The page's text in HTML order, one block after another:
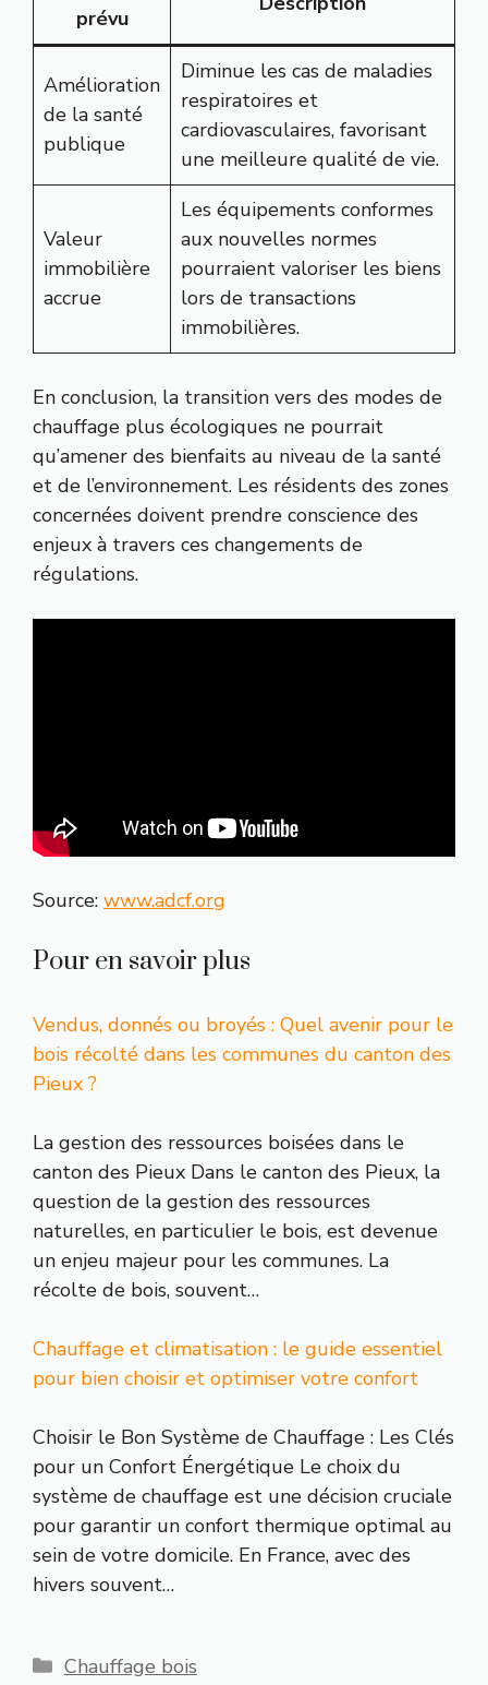
prévu
Amélioration
de la santé
publique
Diminue les cas de maladies
respiratoires et
cardiovasculaires, favorisant
une meilleure qualité de vie.
Valeur
immobilière
accrue
Les équipements conformes
aux nouvelles normes
pourraient valoriser les biens
lors de transactions
immobilières.
En conclusion, la transition vers des modes de
chauffage plus écologiques ne pourrait
qu’amener des bienfaits au niveau de la santé
et de l’environnement. Les résidents des zones
concernées doivent prendre conscience des
enjeux à travers ces changements de
régulations.
Source: www.adcf.org
Pour en savoir plus
Vendus, donnés ou broyés : Quel avenir pour le
bois récolté dans les communes du canton des
Pieux ?
La gestion des ressources boisées dans le
canton des Pieux Dans le canton des Pieux, la
question de la gestion des ressources
naturelles, en particulier le bois, est devenue
un enjeu majeur pour les communes. La
récolte de bois, souvent…
Chauffage et climatisation : le guide essentiel
pour bien choisir et optimiser votre confort
Choisir le Bon Système de Chauffage : Les Clés
pour un Confort Énergétique Le choix du
système de chauffage est une décision cruciale
pour garantir un confort thermique optimal au
sein de votre domicile. En France, avec des
hivers souvent…
Catégories
Chauffage bois